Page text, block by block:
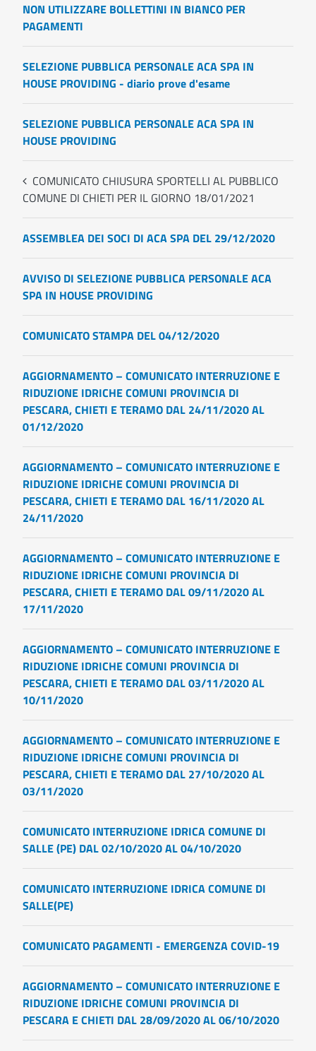
NON UTILIZZARE BOLLETTINI IN BIANCO PER
PAGAMENTI
SELEZIONE PUBBLICA PERSONALE ACA SPA IN
HOUSE PROVIDING - diario prove d'esame
SELEZIONE PUBBLICA PERSONALE ACA SPA IN
HOUSE PROVIDING
COMUNICATO CHIUSURA SPORTELLI AL PUBBLICO
COMUNE DI CHIETI PER IL GIORNO 18/01/2021
ASSEMBLEA DEI SOCI DI ACA SPA DEL 29/12/2020
AVVISO DI SELEZIONE PUBBLICA PERSONALE ACA
SPA IN HOUSE PROVIDING
COMUNICATO STAMPA DEL 04/12/2020
AGGIORNAMENTO – COMUNICATO INTERRUZIONE E
RIDUZIONE IDRICHE COMUNI PROVINCIA DI
PESCARA, CHIETI E TERAMO DAL 24/11/2020 AL
01/12/2020
AGGIORNAMENTO – COMUNICATO INTERRUZIONE E
RIDUZIONE IDRICHE COMUNI PROVINCIA DI
PESCARA, CHIETI E TERAMO DAL 16/11/2020 AL
24/11/2020
AGGIORNAMENTO – COMUNICATO INTERRUZIONE E
RIDUZIONE IDRICHE COMUNI PROVINCIA DI
PESCARA, CHIETI E TERAMO DAL 09/11/2020 AL
17/11/2020
AGGIORNAMENTO – COMUNICATO INTERRUZIONE E
RIDUZIONE IDRICHE COMUNI PROVINCIA DI
PESCARA, CHIETI E TERAMO DAL 03/11/2020 AL
10/11/2020
AGGIORNAMENTO – COMUNICATO INTERRUZIONE E
RIDUZIONE IDRICHE COMUNI PROVINCIA DI
PESCARA, CHIETI E TERAMO DAL 27/10/2020 AL
03/11/2020
COMUNICATO INTERRUZIONE IDRICA COMUNE DI
SALLE (PE) DAL 02/10/2020 AL 04/10/2020
COMUNICATO INTERRUZIONE IDRICA COMUNE DI
SALLE(PE)
COMUNICATO PAGAMENTI - EMERGENZA COVID-19
AGGIORNAMENTO – COMUNICATO INTERRUZIONE E
RIDUZIONE IDRICHE COMUNI PROVINCIA DI
PESCARA E CHIETI DAL 28/09/2020 AL 06/10/2020